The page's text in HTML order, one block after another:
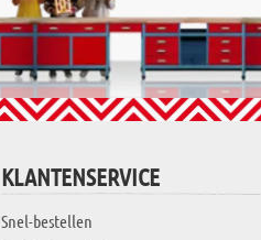
KLANTENSERVICE
Snel-bestellen